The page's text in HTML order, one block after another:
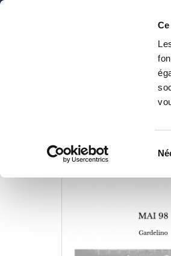
DE LA PAGE BLANCHE...
/